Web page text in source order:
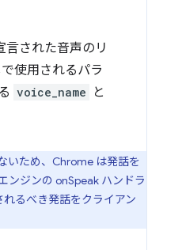
言された音声のリ
使用されるパラ
voice_name
と
いため、Chrome は発話を
ンジンの onSpeak ハンドラ
るべき発話をクライアン